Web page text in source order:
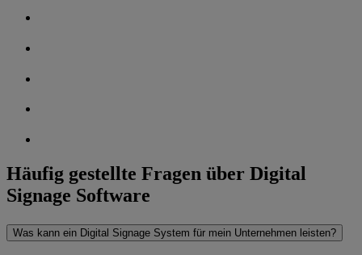
‌Häufig gestellte Fragen über Digital
Signage Software
Was kann ein Digital Signage System für mein Unternehmen leisten?